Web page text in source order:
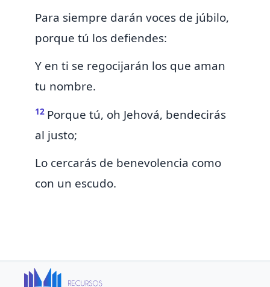
Para siempre darán voces de júbilo,
porque tú los defiendes:
Y en ti se regocijarán los que aman
tu nombre.
12 Porque tú, oh Jehová, bendecirás
al justo;
Lo cercarás de benevolencia como
con un escudo.